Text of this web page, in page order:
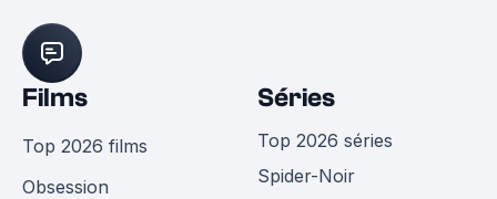
Films
Top 2026 films
Obsession
Séries
Top 2026 séries
Spider-Noir